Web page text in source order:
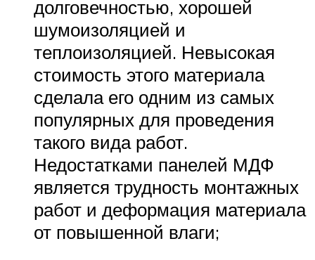
долговечностью, хорошей
шумоизоляцией и
теплоизоляцией. Невысокая
стоимость этого материала
сделала его одним из самых
популярных для проведения
такого вида работ.
Недостатками панелей МДФ
является трудность монтажных
работ и деформация материала
от повышенной влаги;